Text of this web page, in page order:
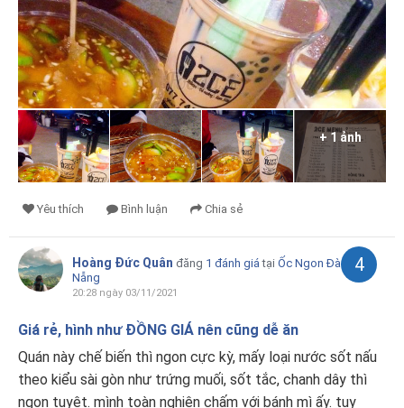
+ 1 ảnh
Yêu thích Bình luận Chia sẻ
Hoàng Đức Quân đăng 1 đánh giá tại Ốc Ngon Đà
Nẵng
20:28 ngày 03/11/2021
4
Giá rẻ, hình như ĐỒNG GIÁ nên cũng dễ ăn
Quán này chế biến thì ngon cực kỳ, mấy loại nước sốt nấu
theo kiểu sài gòn như trứng muối, sốt tắc, chanh dây thì
ngon tuyệt. mình toàn nghiện chấm với bánh mì ấy. tuy